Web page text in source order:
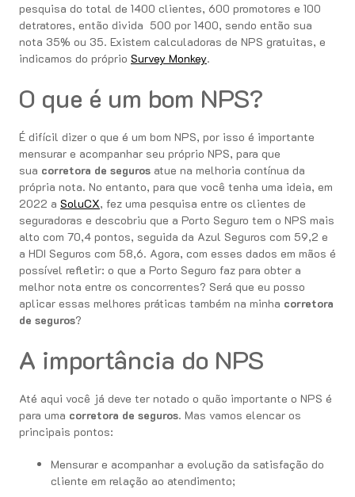
pesquisa do total de 1400 clientes, 600 promotores e 100
detratores, então divida 500 por 1400, sendo então sua
nota 35% ou 35. Existem calculadoras de NPS gratuitas, e
indicamos do próprio Survey Monkey.
O que é um bom NPS?
É difícil dizer o que é um bom NPS, por isso é importante
mensurar e acompanhar seu próprio NPS, para que
sua corretora de seguros atue na melhoria contínua da
própria nota. No entanto, para que você tenha uma ideia, em
2022 a SoluCX, fez uma pesquisa entre os clientes de
seguradoras e descobriu que a Porto Seguro tem o NPS mais
alto com 70,4 pontos, seguida da Azul Seguros com 59,2 e
a HDI Seguros com 58,6. Agora, com esses dados em mãos é
possível refletir: o que a Porto Seguro faz para obter a
melhor nota entre os concorrentes? Será que eu posso
aplicar essas melhores práticas também na minha corretora
de seguros?
A importância do NPS
Até aqui você já deve ter notado o quão importante o NPS é
para uma corretora de seguros. Mas vamos elencar os
principais pontos:
Mensurar e acompanhar a evolução da satisfação do
cliente em relação ao atendimento;